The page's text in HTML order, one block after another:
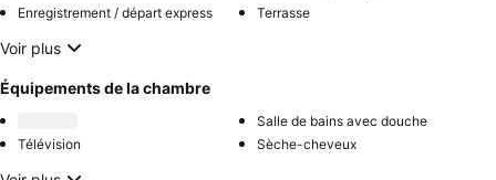
Enregistrement / départ express
Terrasse
Voir plus
Équipements de la chambre
Salle de bains avec douche
Télévision
Sèche-cheveux